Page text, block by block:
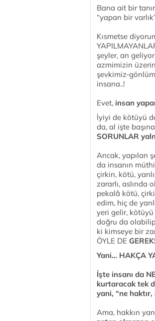
Bana ait bir
“yapan bir
Kısmetse
şeyler, an
azmimizin
şevkimiz-
insana..!
Evet, insan
İyiyi de kötüyü
da, al işte
SORUNLAR
Ancak, yapılan
da insanın
çirkin, kötü,
zararlı, aslında
pekalâ kötü,
edim, hiç de
yeri gelir, kötüyü
doğru da
ki kimseye bir
ÖYLE DE
Yani… HAKÇA
İşte insanı da
kurtaracak tek
yani, “ne
Ama, hakkın